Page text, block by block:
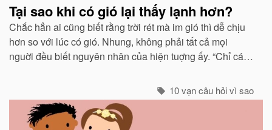
Tại sao khi có gió lại thấy lạnh hơn?
Chắc hẳn ai cũng biết rằng trời rét mà im gió thì dễ chịu
hơn so với lúc có gió. Nhung, không phải tất cả mọi
nguời đều biết nguyên nhân của hiện tuợng ấy. “Chỉ các
10 vạn câu hỏi vì sao